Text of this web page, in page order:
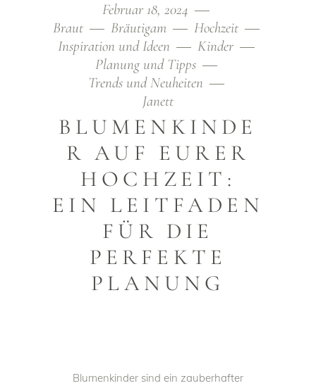
Februar 18, 2024
Braut
Bräutigam
Hochzeit
Inspiration und Ideen
Kinder
Planung und Tipps
Trends und Neuheiten
Janett
BLUMENKINDE
R AUF EURER
HOCHZEIT:
EIN LEITFADEN
FÜR DIE
PERFEKTE
PLANUNG
Blumenkinder sind ein zauberhafter